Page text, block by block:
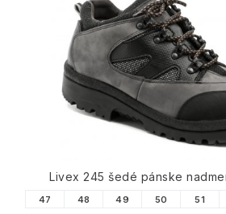
Livex 245 šedé pánske
47 48 49 50 51